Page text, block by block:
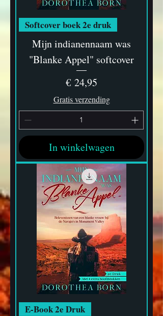
Softcover boek 2e druk
Mijn indianennaam was
"Blanke Appel" softcover
Prijs
€ 24,95
Gratis verzending
In winkelwagen
E-Book 2e Druk